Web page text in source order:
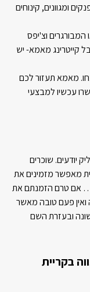
ומגוונים, קינוחים
וצ'יפס
קייטרינג מאמא- יש
מאמא תעזור לכם
עכשיו למבצעי
יודעים. שוכרים
מאפשר מזמינים את
אם טרם הזמנתם את
פעם טובה מאשר
ובעזרת השם
בקריית